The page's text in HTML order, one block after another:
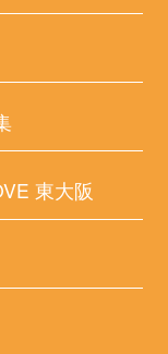
東大阪